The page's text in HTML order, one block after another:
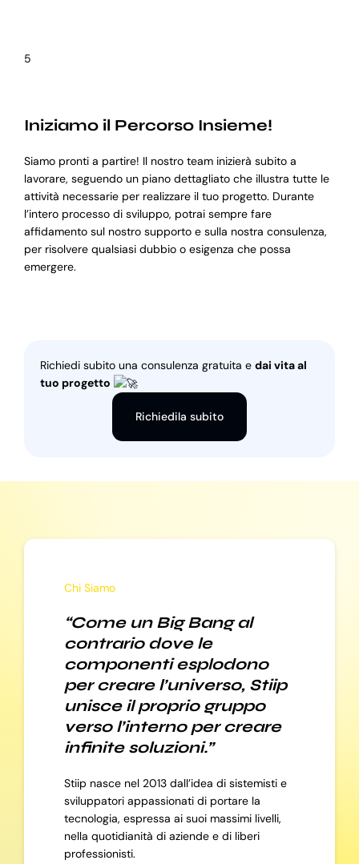
5
Iniziamo il Percorso Insieme!
Siamo pronti a partire! Il nostro team inizierà subito a
lavorare, seguendo un piano dettagliato che illustra tutte le
attività necessarie per realizzare il tuo progetto. Durante
l’intero processo di sviluppo, potrai sempre fare
affidamento sul nostro supporto e sulla nostra consulenza,
per risolvere qualsiasi dubbio o esigenza che possa
emergere.
Richiedi subito una consulenza gratuita e dai vita al
tuo progetto
Richiedila subito
Chi Siamo
“Come un Big Bang al
contrario dove le
componenti esplodono
per creare l’universo, Stiip
unisce il proprio gruppo
verso l’interno per creare
infinite soluzioni.”
Stiip nasce nel 2013 dall’idea di sistemisti e
sviluppatori appassionati di portare la
tecnologia, espressa ai suoi massimi livelli,
nella quotidianità di aziende e di liberi
professionisti.